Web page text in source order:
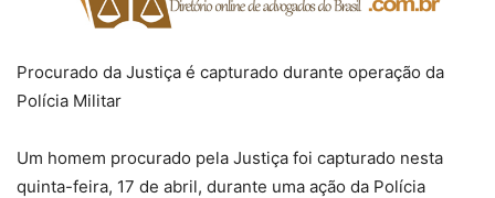
Procurado da Justiça é capturado durante operação da
Polícia Militar
Um homem procurado pela Justiça foi capturado nesta
quinta-feira, 17 de abril, durante uma ação da Polícia